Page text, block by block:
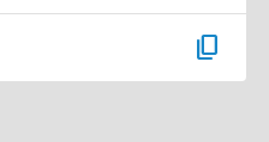
content_copy